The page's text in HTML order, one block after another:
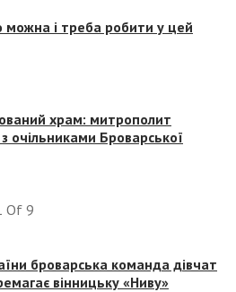
і треба робити у цей
храм: митрополит
з очільниками Броварської
Of 9
броварська команда дівчат
вінницьку «Ниву»